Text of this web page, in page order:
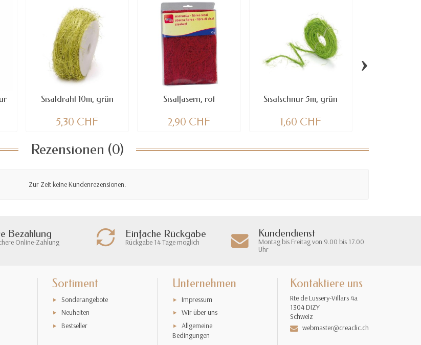
Sisaldraht 10m, grün
5,30 CHF
Sisalfasern, rot
2,90 CHF
Sisalschnur 5m, grün
1,60 CHF
›
Rezensionen (0)
Zur Zeit keine Kundenrezensionen.
Bezahlung
Online-Zahlung
Einfache Rückgabe
Rückgabe 14 Tage möglich
Kundendienst
Montag bis Freitag von 9.00 bis 17.00
Uhr
Sortiment
Sonderangebote
Neuheiten
Bestseller
Unternehmen
Impressum
Wir über uns
Allgemeine
Bedingungen
Kontaktiere uns
Rte de Lussery-Villars 4a
1304 DIZY
Schweiz
webmaster@creaclic.ch